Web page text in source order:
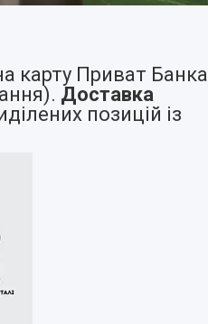
карту Приват Банка
Доставка
позицій із